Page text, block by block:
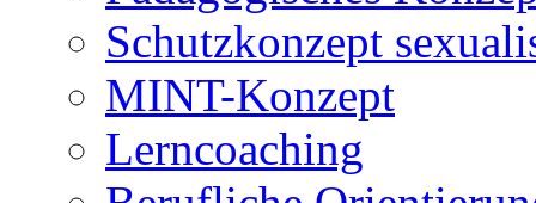
Schutzkonzept
MINT-Konzept
Lerncoaching